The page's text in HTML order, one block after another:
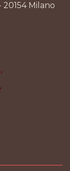
20154 Milano